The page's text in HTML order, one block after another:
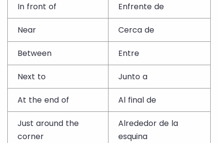
In front of Enfrente de
Near Cerca de
Between Entre
Next to Junto a
At the end of Al final de
Just around the
corner
Alrededor de la
esquina